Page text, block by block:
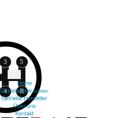
Home
GetriebePKW wählen
Getriebe Hersteller
Über uns
Kontakt